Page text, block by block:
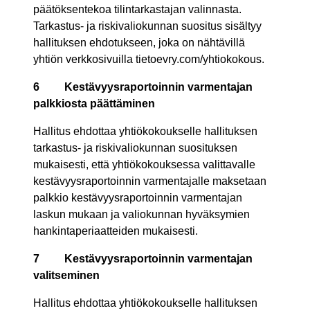
päätöksentekoa tilintarkastajan valinnasta.
Tarkastus- ja riskivaliokunnan suositus sisältyy
hallituksen ehdotukseen, joka on nähtävillä
yhtiön verkkosivuilla tietoevry.com/yhtiokokous.
6
Kestävyysraportoinnin varmentajan
palkkiosta päättäminen
Hallitus ehdottaa yhtiökokoukselle hallituksen
tarkastus- ja riskivaliokunnan suosituksen
mukaisesti, että yhtiökokouksessa valittavalle
kestävyysraportoinnin varmentajalle maksetaan
palkkio kestävyysraportoinnin varmentajan
laskun mukaan ja valiokunnan hyväksymien
hankintaperiaatteiden mukaisesti.
7
Kestävyysraportoinnin varmentajan
valitseminen
Hallitus ehdottaa yhtiökokoukselle hallituksen